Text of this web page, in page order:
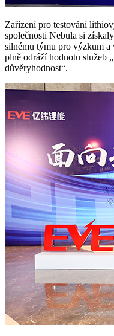
Zařízení pro testování
společnosti Nebula si
silnému týmu pro výzkum
plně odráží hodnotu služeb
důvěryhodnost“.